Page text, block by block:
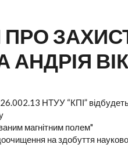
26.002.13 НТУУ “КПІ”
магнітним полем"
на здобуття